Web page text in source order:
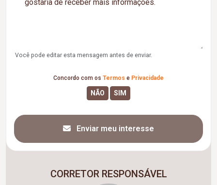
Você pode editar esta mensagem antes de enviar.
Concordo com os Termos e Privacidade
Enviar meu interesse
CORRETOR RESPONSÁVEL